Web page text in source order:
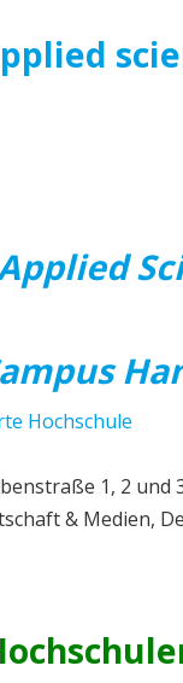
Hochschule
1, 2 und
& Medien,